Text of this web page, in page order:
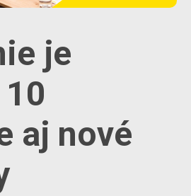
je
aj nové